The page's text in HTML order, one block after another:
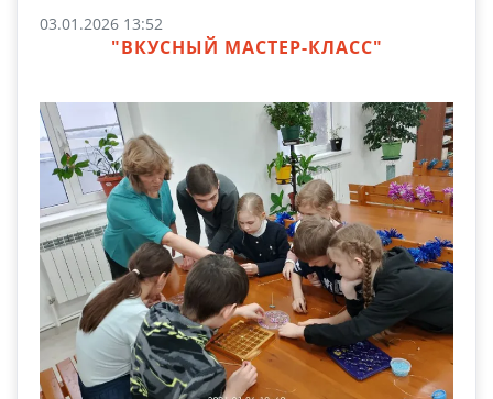
03.01.2026 13:52
"ВКУСНЫЙ МАСТЕР-КЛАСС"